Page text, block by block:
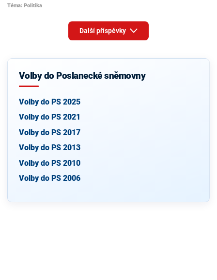
Téma: Politika
Další příspěvky
Volby do Poslanecké sněmovny
Volby do PS 2025
Volby do PS 2021
Volby do PS 2017
Volby do PS 2013
Volby do PS 2010
Volby do PS 2006